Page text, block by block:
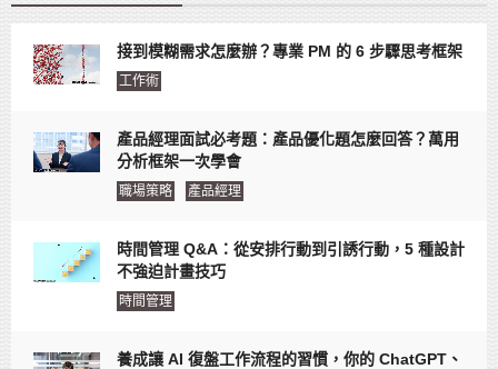
接到模糊需求怎麼辦？專業 PM 的 6 步驟思考框架
工作術
產品經理面試必考題：產品優化題怎麼回答？萬用
分析框架一次學會
職場策略 產品經理
時間管理 Q&A：從安排行動到引誘行動，5 種設計
不強迫計畫技巧
時間管理
養成讓 AI 復盤工作流程的習慣，你的 ChatGPT、